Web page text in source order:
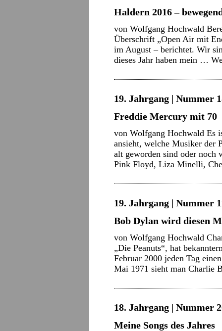
Haldern 2016 –
von Wolfgang Hochwald
Überschrift „Open Air mit
im August – berichtet. Wir
dieses Jahr haben mein …
19. Jahrgang | Nummer
Freddie Mercury mit 70
von Wolfgang Hochwald Es
ansieht, welche Musiker der
alt geworden sind oder
Pink Floyd, Liza Minelli,
19. Jahrgang | Nummer
Bob Dylan wird diesen
von Wolfgang Hochwald
„Die Peanuts“, hat
Februar 2000 jeden Tag
Mai 1971 sieht man
18. Jahrgang | Nummer
Meine Songs des Jahres